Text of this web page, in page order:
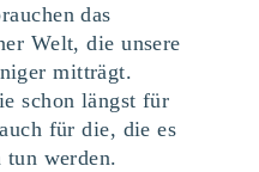
das
Welt, die unsere
mitträgt.
schon längst für
für die, die es
werden.